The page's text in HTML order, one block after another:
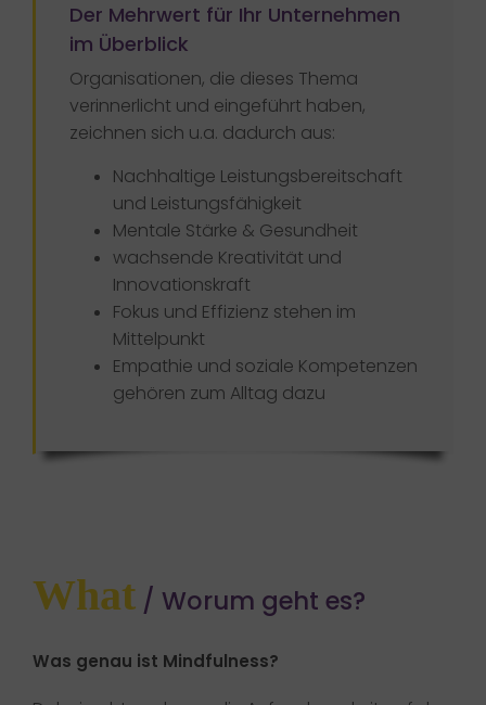
Der Mehrwert für Ihr Unternehmen
im Überblick​
Organisationen, die dieses Thema
verinnerlicht und eingeführt haben,
zeichnen sich u.a. dadurch aus:
Nachhaltige Leistungsbereitschaft
und Leistungsfähigkeit
Mentale Stärke & Gesundheit
wachsende Kreativität und
Innovationskraft
Fokus und Effizienz stehen im
Mittelpunkt
Empathie und soziale Kompetenzen
gehören zum Alltag dazu
What/ Worum geht es?
Was genau ist Mindfulness?